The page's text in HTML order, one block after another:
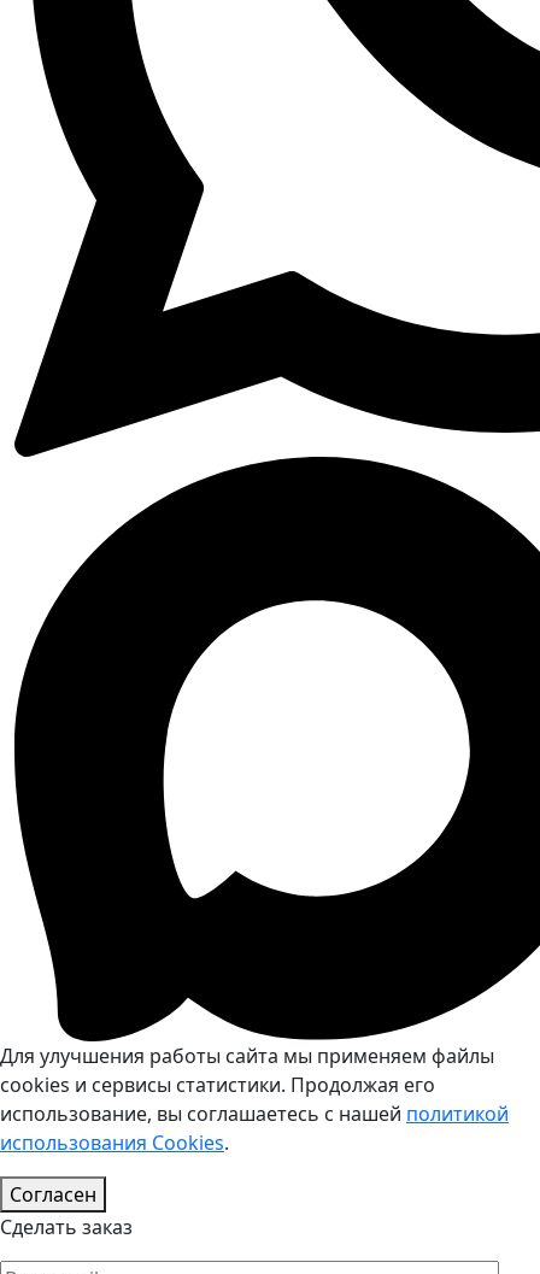
Для улучшения работы сайта мы применяем файлы
cookies и сервисы статистики. Продолжая его
использование, вы соглашаетесь с нашей политикой
использования Cookies.
Согласен
Прокрутка
вверх
Сделать заказ